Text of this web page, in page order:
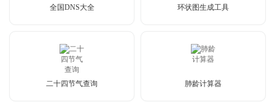
全国DNS大全 环状图生成工具
二十四节气查询 肺龄计算器